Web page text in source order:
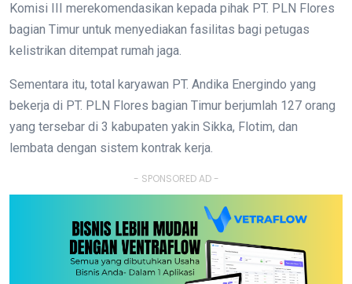
Komisi III merekomendasikan kepada pihak PT. PLN Flores
bagian Timur untuk menyediakan fasilitas bagi petugas
kelistrikan ditempat rumah jaga.
Sementara itu, total karyawan PT. Andika Energindo yang
bekerja di PT. PLN Flores bagian Timur berjumlah 127 orang
yang tersebar di 3 kabupaten yakin Sikka, Flotim, dan
lembata dengan sistem kontrak kerja.
- SPONSORED AD -